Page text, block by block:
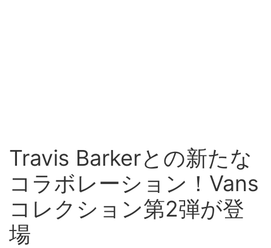
Travis Barkerとの新たな
コラボレーション！Vans
コレクション第2弾が登
場